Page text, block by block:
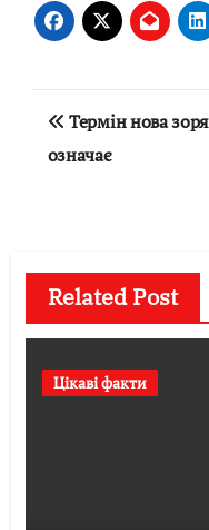
Навігація
записів
Термін нова зоря
означає
Related Post
Цікаві факти